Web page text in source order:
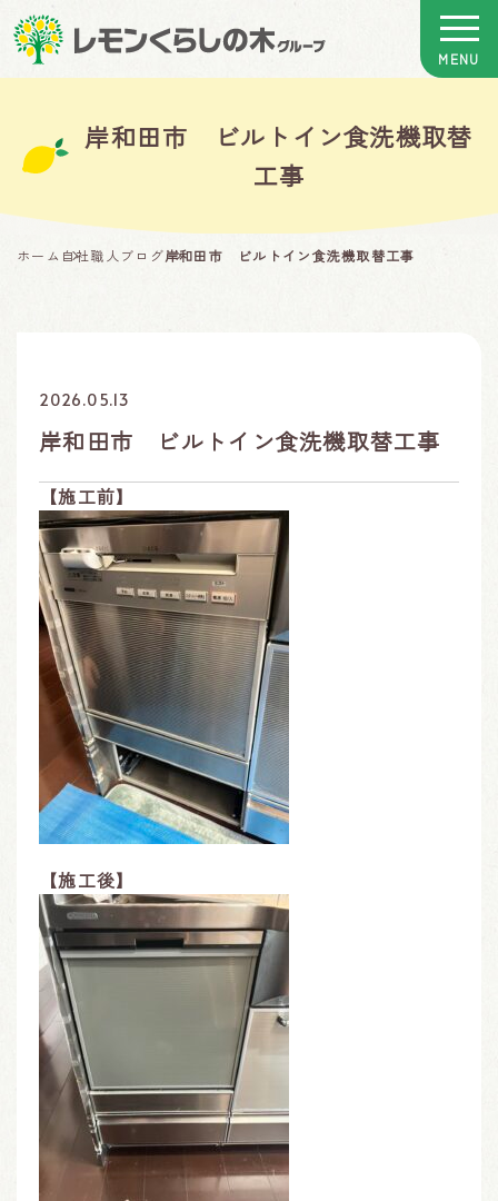
岸和田市 ビルトイン食洗機取替
工事
ホーム 自社職人ブログ岸和田市 ビルトイン食洗機取替工事
2026.05.13
岸和田市 ビルトイン食洗機取替工事
【施工前】
【施工後】